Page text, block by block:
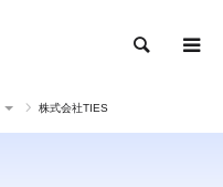
株式会社TIES